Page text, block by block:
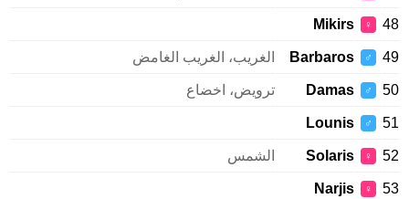
♀
Mikirs
♂
Barbaros الغريب، الغريب الغامض
♂
Damas ترويض، اخضاع
♂
Lounis
♀
Solaris الشمس
♀
Narjis